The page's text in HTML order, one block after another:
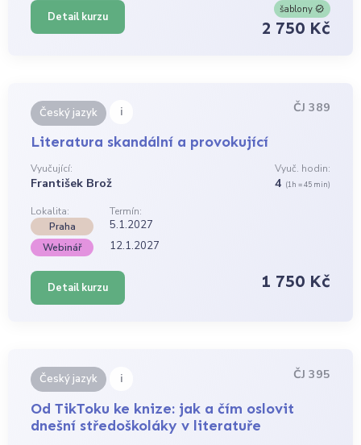
Detail kurzu
šablony
2 750 Kč
Český jazyk i ČJ 389
Literatura skandální a provokující
Vyučující:
František Brož
Vyuč. hodin:
4 (1h = 45 min)
Lokalita:
Termín:
Praha
5.1.2027
Webinář 12.1.2027
Detail kurzu 1 750 Kč
Český jazyk i ČJ 395
Od TikToku ke knize: jak a čím oslovit
dnešní středoškoláky v literatuře